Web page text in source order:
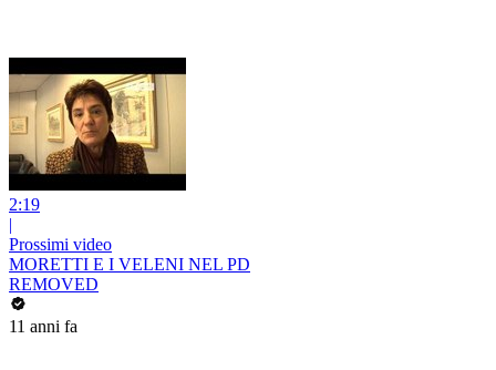
2:19
|
Prossimi video
MORETTI E I VELENI NEL PD
REMOVED
11 anni fa